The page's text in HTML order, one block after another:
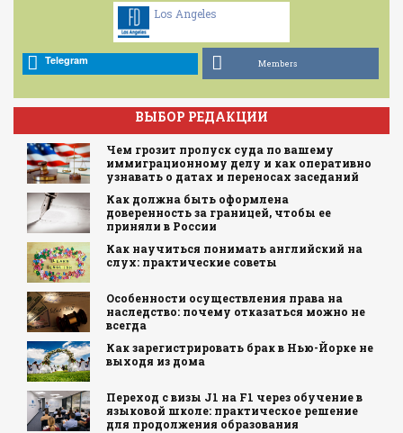
Los Angeles
Telegram Members
ВЫБОР РЕДАКЦИИ
Чем грозит пропуск суда по вашему
иммиграционному делу и как оперативно
узнавать о датах и переносах заседаний
Как должна быть оформлена
доверенность за границей, чтобы ее
приняли в России
Как научиться понимать английский на
слух: практические советы
Особенности осуществления права на
наследство: почему отказаться можно не
всегда
Как зарегистрировать брак в Нью-Йорке не
выходя из дома
Переход с визы J1 на F1 через обучение в
языковой школе: практическое решение
для продолжения образования